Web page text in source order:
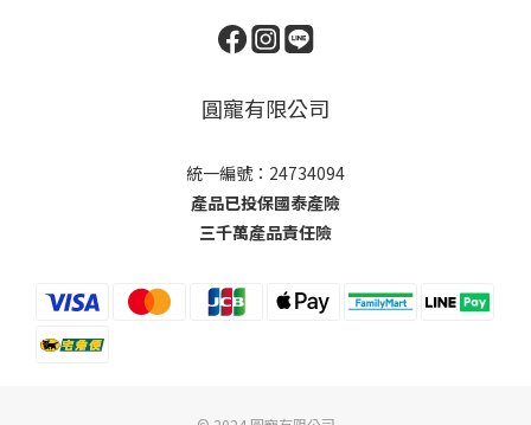
圓寵有限公司
統一編號：24734094
產品已投保國泰產險
三千萬產品責任險